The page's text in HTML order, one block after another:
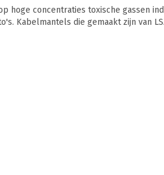
hoge concentraties toxische gassen
die gemaakt zijn van